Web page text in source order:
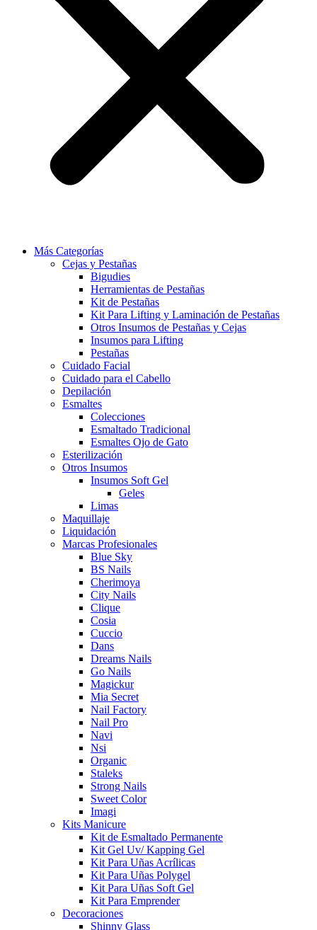
Más Categorías
Cejas y Pestañas
Bigudies
Herramientas de Pestañas
Kit de Pestañas
Kit Para Lifting y Laminación de Pestañas
Otros Insumos de Pestañas y Cejas
Insumos para Lifting
Pestañas
Cuidado Facial
Cuidado para el Cabello
Depilación
Esmaltes
Colecciones
Esmaltado Tradicional
Esmaltes Ojo de Gato
Esterilización
Otros Insumos
Insumos Soft Gel
Geles
Limas
Maquillaje
Liquidación
Marcas Profesionales
Blue Sky
BS Nails
Cherimoya
City Nails
Clique
Cosia
Cuccio
Dans
Dreams Nails
Go Nails
Magickur
Mia Secret
Nail Factory
Nail Pro
Navi
Nsi
Organic
Staleks
Strong Nails
Sweet Color
Imagi
Kits Manicure
Kit de Esmaltado Permanente
Kit Gel Uv/ Kapping Gel
Kit Para Uñas Acrílicas
Kit Para Uñas Polygel
Kit Para Uñas Soft Gel
Kit Para Emprender
Decoraciones
Shinny Glass